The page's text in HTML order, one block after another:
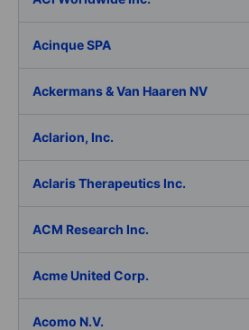
Acinque SPA
Ackermans & Van Haaren NV
Aclarion, Inc.
Aclaris Therapeutics Inc.
ACM Research Inc.
Acme United Corp.
Acomo N.V.